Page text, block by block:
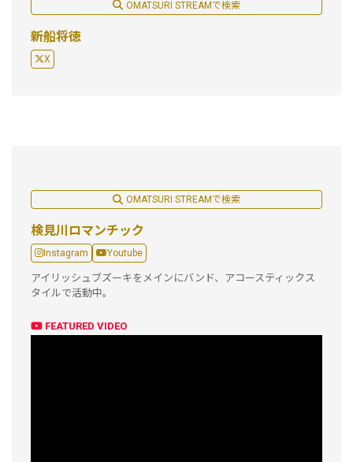
OMATSURI STREAMで検索
新船将徳
X
OMATSURI STREAMで検索
検見川ロマンチック
Instagram Youtube
アイリッシュブズーキをメインにバンド、アコースティックス
タイルで活動中。
FEATURED VIDEO